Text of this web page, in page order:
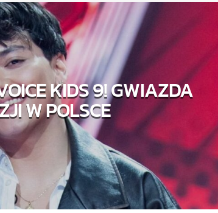
KIDS 9! GWIAZDA
W POLSCE